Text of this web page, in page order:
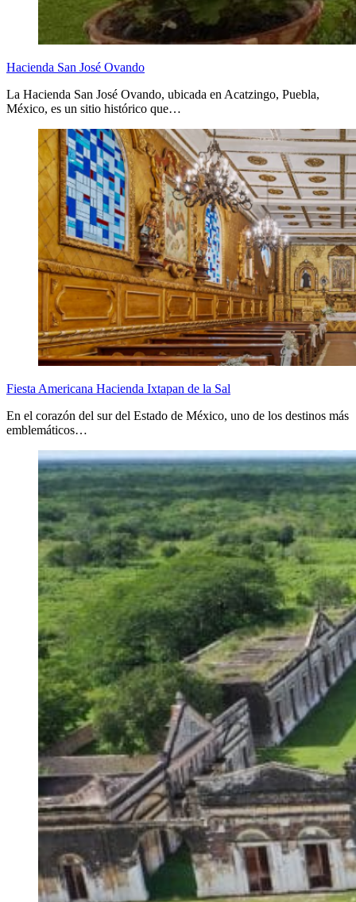
Hacienda San José Ovando
La Hacienda San José Ovando, ubicada en Acatzingo, Puebla,
México, es un sitio histórico que…
Fiesta Americana Hacienda Ixtapan de la Sal
En el corazón del sur del Estado de México, uno de los destinos más
emblemáticos…